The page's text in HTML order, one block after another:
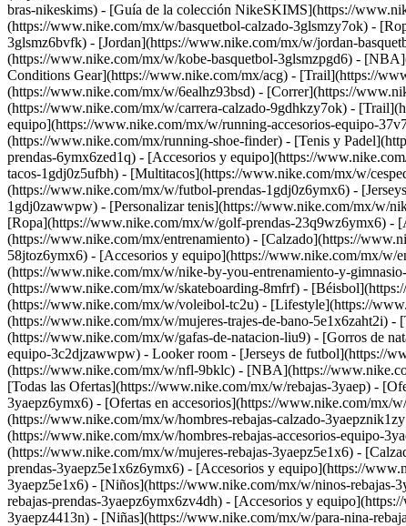
bras-nikeskims) - [Guía de la colección NikeSKIMS](https://
(https://www.nike.com/mx/w/basquetbol-calzado-3glsmzy7ok) -
3glsmz6bvfk) - [Jordan](https://www.nike.com/mx/w/jordan-
(https://www.nike.com/mx/w/kobe-basquetbol-3glsmzpgd6) -
Conditions Gear](https://www.nike.com/mx/acg) - [Trail](https://
(https://www.nike.com/mx/w/6ealhz93bsd) - [Correr](https://
(https://www.nike.com/mx/w/carrera-calzado-9gdhkzy7ok) -
equipo](https://www.nike.com/mx/w/running-accesorios-equipo-
(https://www.nike.com/mx/running-shoe-finder) - [Tenis y
prendas-6ymx6zed1q) - [Accesorios y equipo](https://
tacos-1gdj0z5ufbh) - [Multitacos](https://www.nike.com/mx/w/
(https://www.nike.com/mx/w/futbol-prendas-1gdj0z6ymx6) -
1gdj0zawwpw) - [Personalizar tenis](https://www.nike.com/mx/w/
[Ropa](https://www.nike.com/mx/w/golf-prendas-23q9wz6ymx6) -
(https://www.nike.com/mx/entrenamiento) - [Calzado](https://
58jtoz6ymx6) - [Accesorios y equipo](https://www.nike.com/mx/w/
(https://www.nike.com/mx/w/nike-by-you-entrenamiento-y-
(https://www.nike.com/mx/w/skateboarding-8mfrf) -
(https://www.nike.com/mx/w/voleibol-tc2u) - [Lifestyle](https://
(https://www.nike.com/mx/w/mujeres-trajes-de-bano-5e1x6zaht2i)
(https://www.nike.com/mx/w/gafas-de-natacion-liu9) - [Gorros de
equipo-3c2djzawwpw) - Looker room - [Jerseys de futbol](https://
(https://www.nike.com/mx/w/nfl-9bklc) - [NBA](https://
[Todas las Ofertas](https://www.nike.com/mx/w/rebajas-3yaep) -
3yaepz6ymx6) - [Ofertas en accesorios](https://www.nike.com/mx/
(https://www.nike.com/mx/w/hombres-rebajas-calzado-
(https://www.nike.com/mx/w/hombres-rebajas-accesorios-equipo-
(https://www.nike.com/mx/w/mujeres-rebajas-3yaepz5e1x6) -
prendas-3yaepz5e1x6z6ymx6) - [Accesorios y equipo](https://
3yaepz5e1x6) - [Niños](https://www.nike.com/mx/w/ninos-rebajas-
rebajas-prendas-3yaepz6ymx6zv4dh) - [Accesorios y
3yaepz4413n) - [Niñas](https://www.nike.com/mx/w/para-nina-